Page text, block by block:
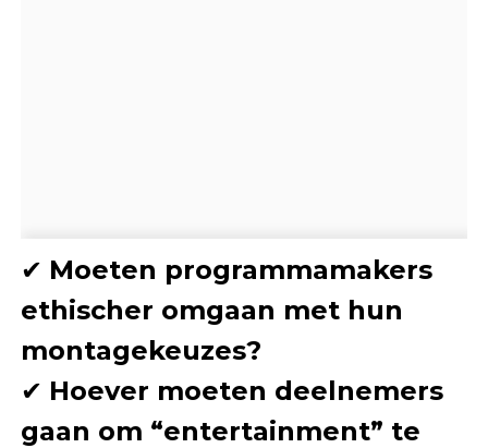
✔ Moeten programmamakers
ethischer omgaan met hun
montagekeuzes?
✔ Hoever moeten deelnemers
gaan om “entertainment” te